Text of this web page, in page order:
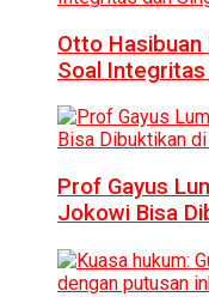
Otto Hasibuan
Soal
Prof Gayus
Jokowi Bisa